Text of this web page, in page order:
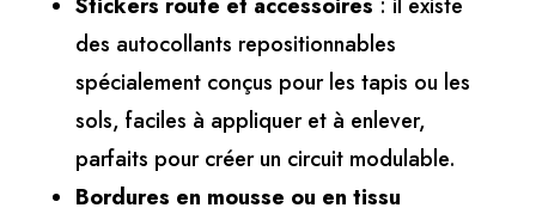
des autocollants repositionnables
spécialement conçus pour les tapis ou les
sols, faciles à appliquer et à enlever,
parfaits pour créer un circuit modulable.
Bordures en mousse ou en tissu